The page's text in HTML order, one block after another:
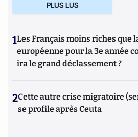
PLUS LUS
1Les Français moins riches que
européenne pour la 3e année
ira le grand déclassement ?
2Cette autre crise migratoire
se profile après Ceuta